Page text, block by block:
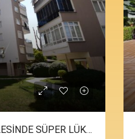
KONYAALTI ALTINKUM MAHALLESİNDE SÜPER LÜKS 3+1 150m2 DAİRE